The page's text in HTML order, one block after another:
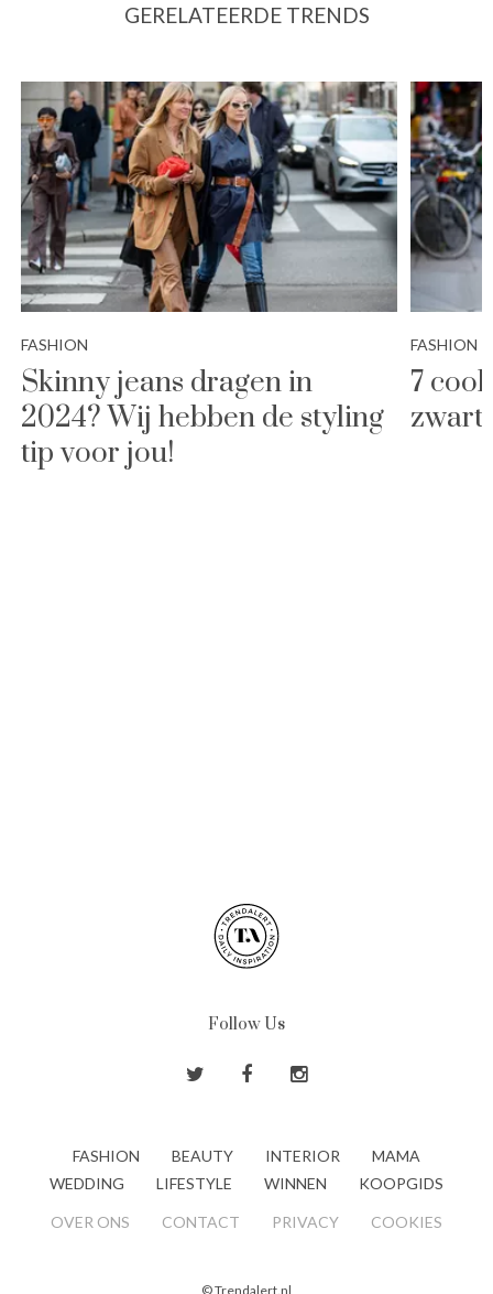
GERELATEERDE TRENDS
FASHION
Skinny jeans dragen in
2024? Wij hebben de styling
tip voor jou!
FASHION
7
Follow Us
FASHION BEAUTY INTERIOR
MAMA
WEDDING
LIFESTYLE WINNEN KOOPGIDS
OVER ONS CONTACT PRIVACY COOKIES
© Trendalert.nl